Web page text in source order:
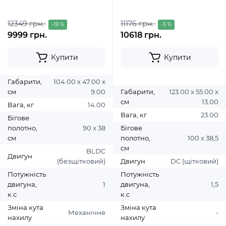
12349 грн. -19 %
9999 грн.
Купити
Габарити,
см
104.00 х 47.00 х
9.00
Вага, кг
14.00
Бігове
полотно,
см
90 х 38
Двигун
BLDC
(безщітковий)
Потужність
двигуна,
к.с
1
Зміна кута
нахилу
Механічне
11176 грн. -5 %
10618 грн.
Купити
Габарити,
см
123.00 х 55.00 х
13.00
Вага, кг
23.00
Бігове
полотно,
см
100 х 38,5
Двигун
DC (щітковий)
Потужність
двигуна,
к.с
1,5
Зміна кута
нахилу
-